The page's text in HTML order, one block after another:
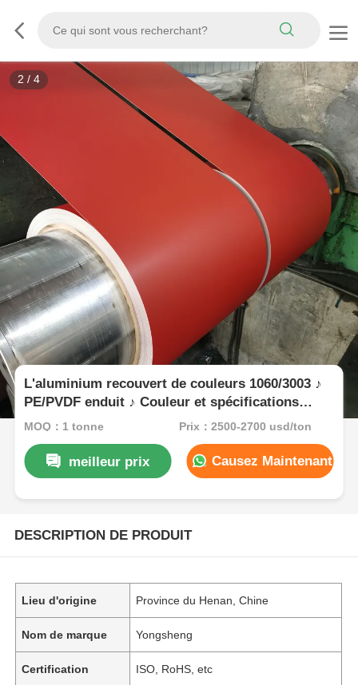
3 / 4
L'aluminium recouvert de couleurs 1060/3003 ♪
PE/PVDF enduit ♪ Couleur et spécifications
personnalisables ♪ Spécialisé pour la
roulants
MOQ：1 tonne Prix：2500-2700 usd/ton
meilleur prix Causez Maintenant
DESCRIPTION DE PRODUIT
Lieu d'origine Province du Henan, Chine
Nom de marque Yongsheng
Certification ISO, RoHS, etc